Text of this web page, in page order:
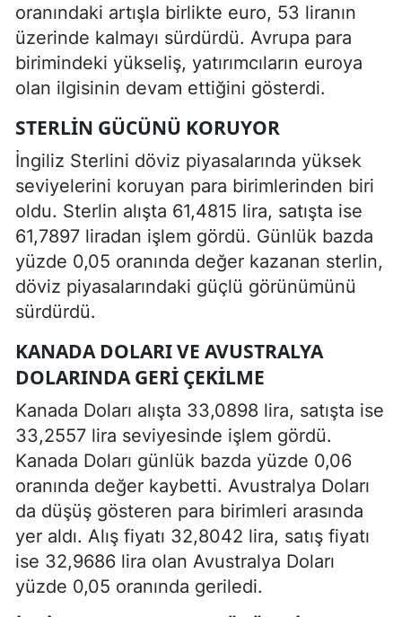
oranındaki artışla birlikte euro, 53 liranın
üzerinde kalmayı sürdürdü. Avrupa para
birimindeki yükseliş, yatırımcıların euroya
olan ilgisinin devam ettiğini gösterdi.
STERLIN GÜCÜNÜ KORUYOR
İngiliz Sterlini döviz piyasalarında yüksek
seviyelerini koruyan para birimlerinden biri
oldu. Sterlin alışta 61,4815 lira, satışta ise
61,7897 liradan işlem gördü. Günlük bazda
yüzde 0,05 oranında değer kazanan sterlin,
döviz piyasalarındaki güçlü görünümünü
sürdürdü.
KANADA DOLARI VE AVUSTRALYA
DOLARINDA GERI ÇEKILME
Kanada Doları alışta 33,0898 lira, satışta ise
33,2557 lira seviyesinde işlem gördü.
Kanada Doları günlük bazda yüzde 0,06
oranında değer kaybetti. Avustralya Doları
da düşüş gösteren para birimleri arasında
yer aldı. Alış fiyatı 32,8042 lira, satış fiyatı
ise 32,9686 lira olan Avustralya Doları
yüzde 0,05 oranında geriledi.